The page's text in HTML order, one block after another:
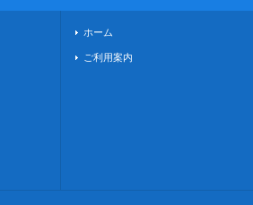
ホーム
ご利用案内